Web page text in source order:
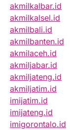
akmilkalbar.id
akmilkalsel.id
akmilbali.id
akmilbanten.id
akmilaceh.id
akmiljabar.id
akmiljateng.id
akmiljatim.id
imijatim.id
imijateng.id
imigorontalo.id